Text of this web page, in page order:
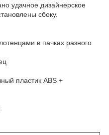
удачное дизайнерское
сбоку.
в пачках разного
пластик ABS +